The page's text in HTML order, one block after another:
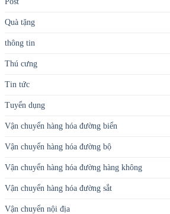
Quà tặng
thông tin
Thú cưng
Tin tức
Tuyển dụng
Vận chuyển hàng hóa đường biển
Vận chuyển hàng hóa đường bộ
Vận chuyển hàng hóa đường hàng không
Vận chuyển hàng hóa đường sắt
Vận chuyển nội địa